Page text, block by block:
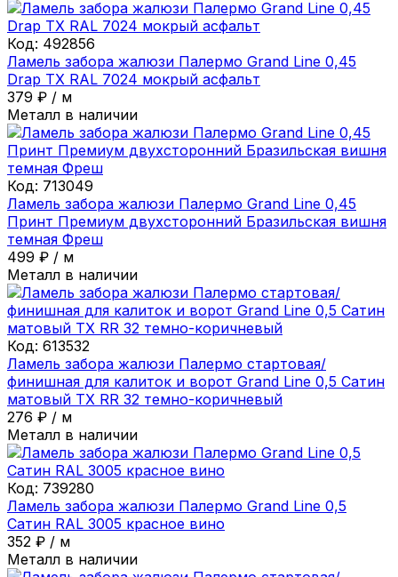
Код: 492856
Ламель забора жалюзи Палермо Grand Line 0,45
Drap ТХ RAL 7024 мокрый асфальт
379 ₽ / м
Металл в наличии
Код: 713049
Ламель забора жалюзи Палермо Grand Line 0,45
Принт Премиум двухсторонний Бразильская вишня
темная Фреш
499 ₽ / м
Металл в наличии
Код: 613532
Ламель забора жалюзи Палермо стартовая/
финишная для калиток и ворот Grand Line 0,5 Сатин
матовый ТХ RR 32 темно-коричневый
276 ₽ / м
Металл в наличии
Код: 739280
Ламель забора жалюзи Палермо Grand Line 0,5
Сатин RAL 3005 красное вино
352 ₽ / м
Металл в наличии